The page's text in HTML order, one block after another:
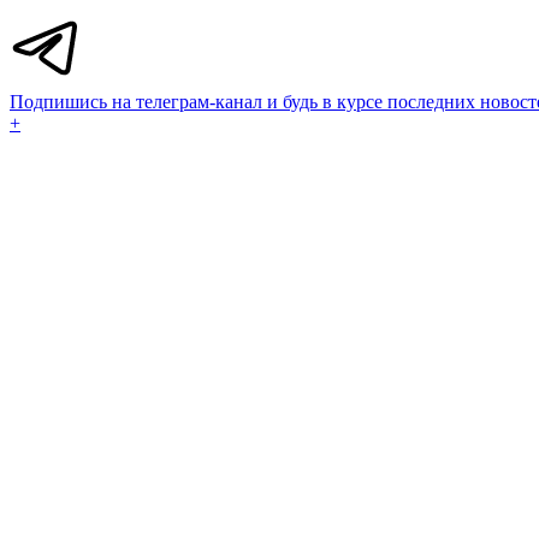
Подпишись на телеграм-канал и будь в курсе последних
+